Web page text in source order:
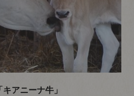
アニーナ牛」